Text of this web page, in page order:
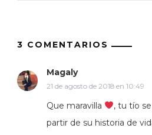
3 COMENTARIOS
Magaly
21 de agosto de 2018 en 10:49
Que maravilla
, tu tío
partir de su historia de